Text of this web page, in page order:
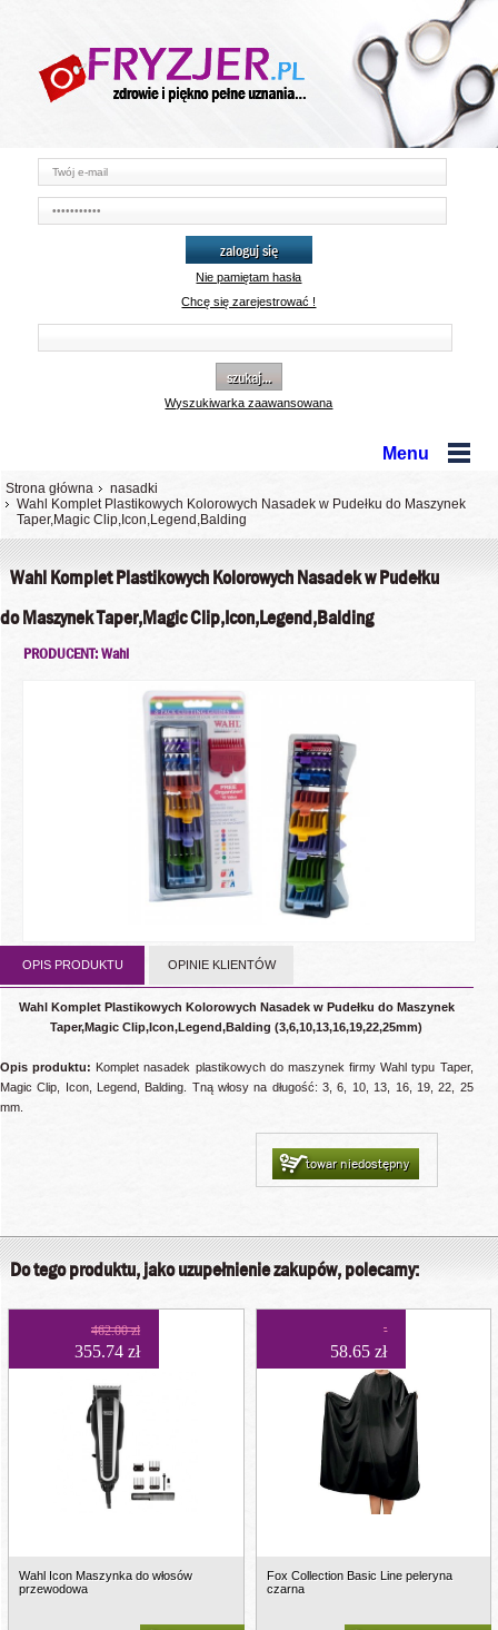
zaloguj się
Nie pamiętam hasła
Chcę się zarejestrować !
szukaj...
Wyszukiwarka zaawansowana
Menu
Strona główna
nasadki
Wahl Komplet Plastikowych Kolorowych Nasadek w Pudełku do Maszynek
Taper,Magic Clip,Icon,Legend,Balding
Wahl Komplet Plastikowych Kolorowych Nasadek w Pudełku
do Maszynek Taper,Magic Clip,Icon,Legend,Balding
PRODUCENT: Wahl
OPIS PRODUKTU OPINIE KLIENTÓW
Wahl Komplet Plastikowych Kolorowych Nasadek w Pudełku do Maszynek
Taper,Magic Clip,Icon,Legend,Balding (3,6,10,13,16,19,22,25mm)
Opis produktu: Komplet nasadek plastikowych do maszynek firmy Wahl typu Taper,
Magic Clip, Icon, Legend, Balding. Tną włosy na długość: 3, 6, 10, 13, 16, 19, 22, 25
mm.
towar niedostępny
Do tego produktu, jako uzupełnienie zakupów, polecamy:
462.00 zł
355.74 zł
Wahl Icon Maszynka do włosów
przewodowa
58.65 zł
Fox Collection Basic Line peleryna
czarna